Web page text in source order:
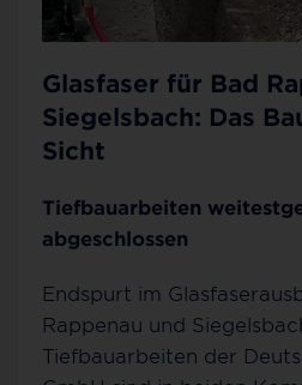
Glasfaser für Bad
Siegelsbach: Das
Sicht
Tiefbauarbeiten
abgeschlossen
Endspurt im
Rappenau und
Tiefbauarbeiten der